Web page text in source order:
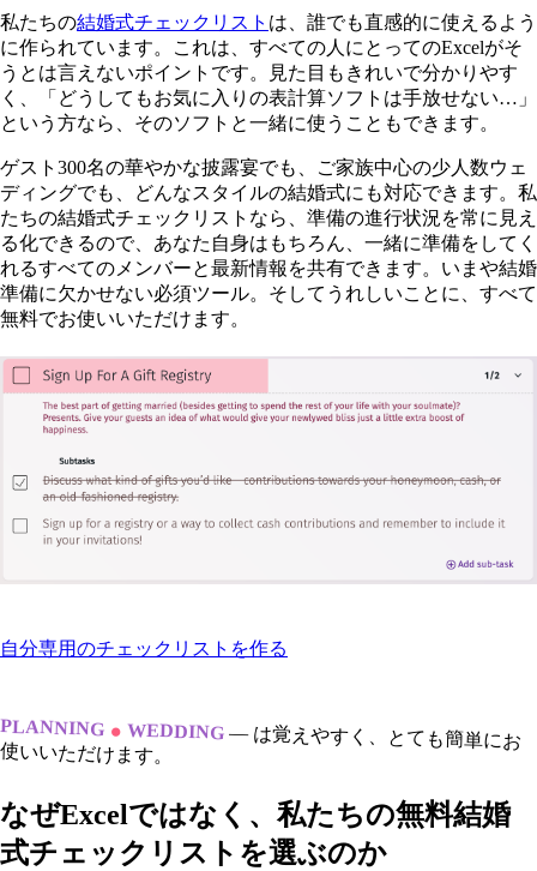
私たちの結婚式チェックリスト は、誰でも直感的に使えるよう
に作られています。これは、すべての人にとってのExcelがそ
うとは言えないポイントです。見た目もきれいで分かりやす
く、「どうしてもお気に入りの表計算ソフトは手放せない…」
という方なら、そのソフトと一緒に使うこともできます。
ゲスト300名の華やかな披露宴でも、ご家族中心の少人数ウェ
ディングでも、どんなスタイルの結婚式にも対応できます。私
たちの結婚式チェックリストなら、準備の進行状況を常に見え
る化できるので、あなた自身はもちろん、一緒に準備をしてく
れるすべてのメンバーと最新情報を共有できます。いまや結婚
準備に欠かせない必須ツール。そしてうれしいことに、すべて
無料でお使いいただけます。
自分専用のチェックリストを作る
PLANNING . WEDDING — は覚えやすく、とても簡単にお
使いいただけます。
なぜExcelではなく、私たちの無料結婚
式チェックリストを選ぶのか